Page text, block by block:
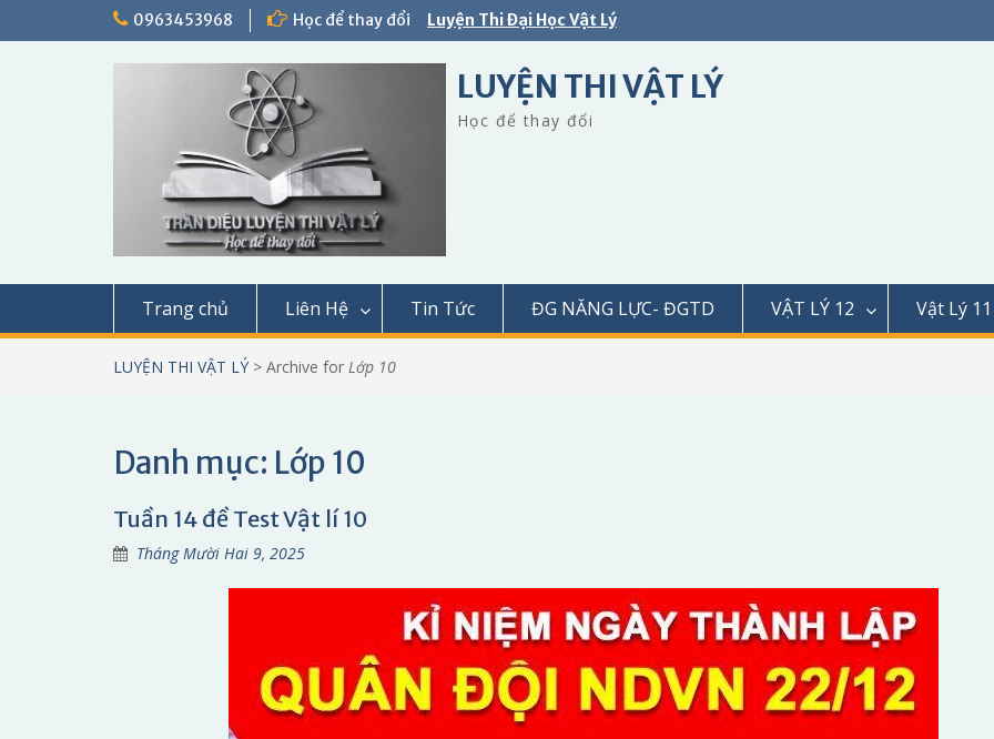
0963453968 Học để thay đổi Luyện Thi Đại Học Vật Lý
LUYỆN THI VẬT LÝ
Học để thay đổi
Trang chủ Liên Hệ Tin Tức ĐG NĂNG LỰC- ĐGTD VẬT LÝ 12 Vật Lý 11
LUYỆN THI VẬT LÝ > Archive for Lớp 10
Danh mục: Lớp 10
Tuần 14 đề Test Vật lí 10
Tháng Mười Hai 9, 2025